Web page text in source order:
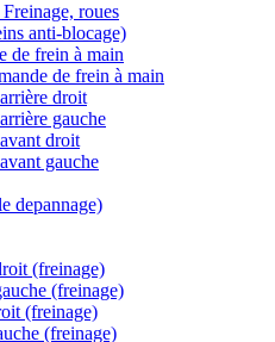
Freinage, roues
anti-blocage)
de frein à main
de frein à main
droit
gauche
droit
gauche
depannage)
(freinage)
(freinage)
(freinage)
(freinage)